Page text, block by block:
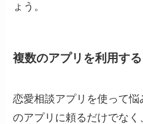
ょう。
複数のアプリを利用する
恋愛相談アプリを使って
のアプリに頼るだけでな